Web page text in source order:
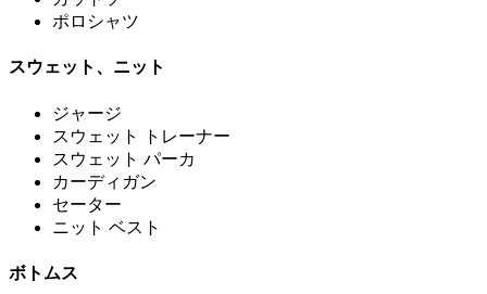
ポロシャツ
スウェット、ニット
ジャージ
スウェット トレーナー
スウェット パーカ
カーディガン
セーター
ニット ベスト
ボトムス